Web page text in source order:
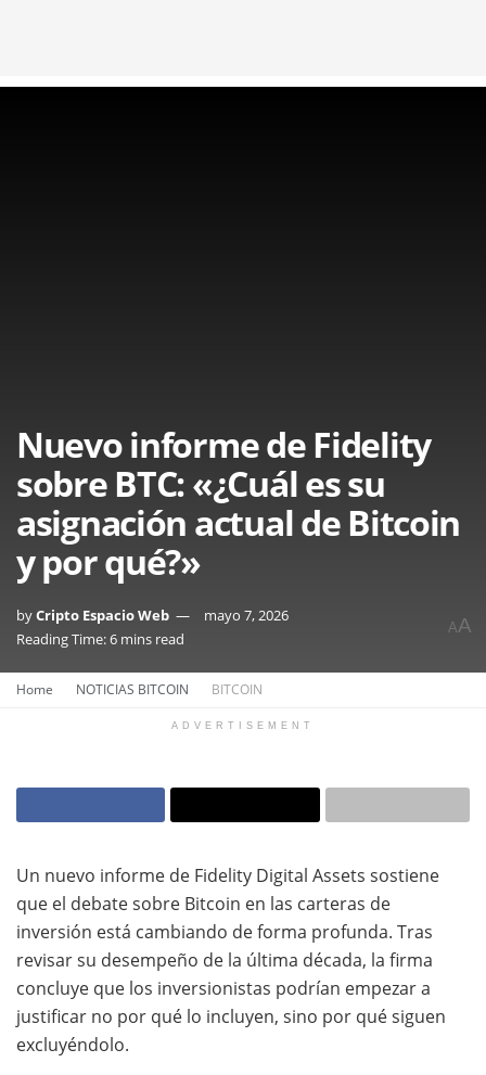
Nuevo informe de Fidelity
sobre BTC: «¿Cuál es su
asignación actual de Bitcoin
y por qué?»
byCripto Espacio Web
mayo 7, 2026
Reading Time: 6 mins read
AA
Home NOTICIAS BITCOIN BITCOIN
ADVERTISEMENT
Un nuevo informe de Fidelity Digital Assets sostiene
que el debate sobre Bitcoin en las carteras de
inversión está cambiando de forma profunda. Tras
revisar su desempeño de la última década, la firma
concluye que los inversionistas podrían empezar a
justificar no por qué lo incluyen, sino por qué siguen
excluyéndolo.